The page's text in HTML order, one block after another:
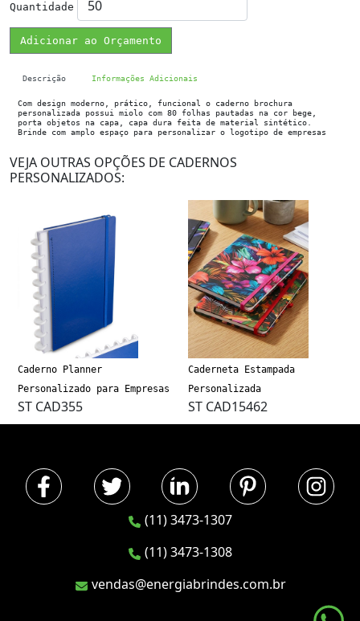
Quantidade
Adicionar ao Orçamento
Descrição Informações Adicionais
Com design moderno, prático, funcional o caderno brochura
personalizada possui miolo com 80 folhas pautadas na cor bege,
porta objetos na capa, capa dura feita de material sintético.
Brinde com amplo espaço para personalizar o logotipo de empresas
VEJA OUTRAS OPÇÕES DE CADERNOS
PERSONALIZADOS:
Caderno Planner
Personalizado para Empresas
ST CAD355
Caderneta Estampada
Personalizada
ST CAD15462
(11) 3473-1307
(11) 3473-1308
vendas@energiabrindes.com.br